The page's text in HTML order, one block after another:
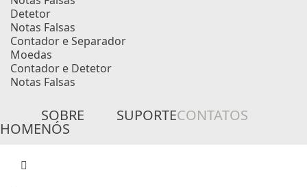
Detetor
Notas Falsas
Contador e Separador
Moedas
Contador e Detetor
Notas Falsas
HOME
SOBRE
NÓS
SUPORTECONTATOS